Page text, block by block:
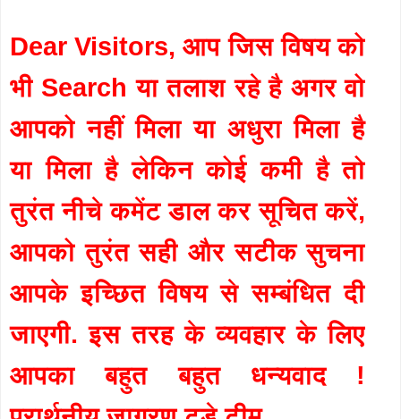
Dear Visitors, आप जिस विषय को
भी Search या तलाश रहे है अगर वो
आपको नहीं मिला या अधुरा मिला है
या मिला है लेकिन कोई कमी है तो
तुरंत नीचे कमेंट डाल कर सूचित करें,
आपको तुरंत सही और सटीक सुचना
आपके इच्छित विषय से सम्बंधित दी
जाएगी. इस तरह के व्यवहार के लिए
आपका बहुत बहुत धन्यवाद !